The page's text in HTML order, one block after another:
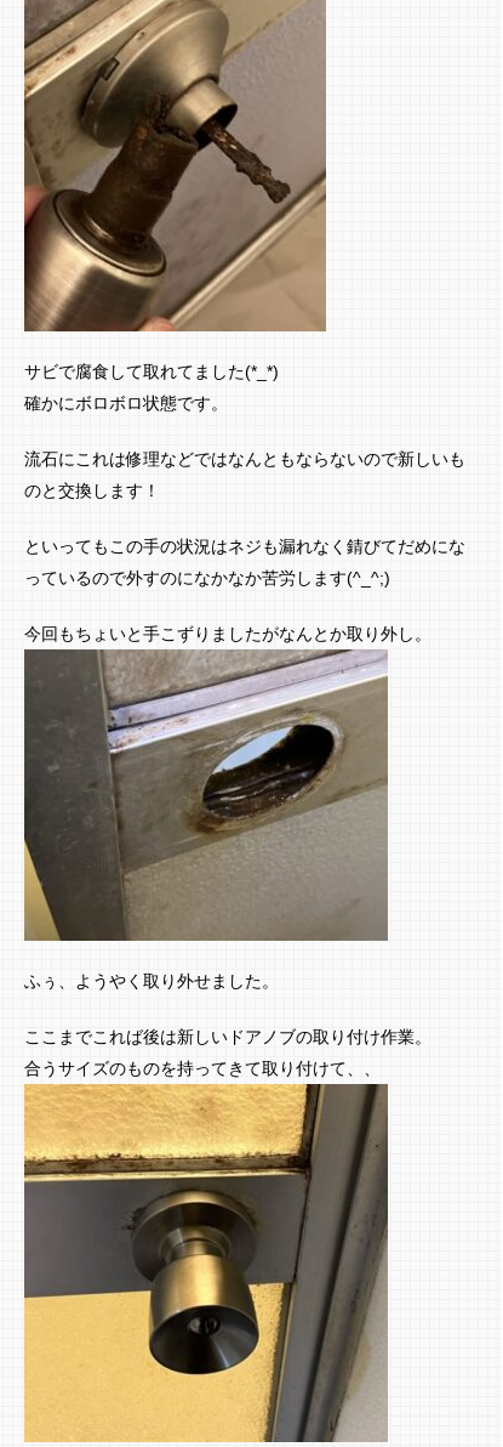
サビで腐食して取れてました(*_*)
確かにボロボロ状態です。
流石にこれは修理などではなんともならないので新しいも
のと交換します！
といってもこの手の状況はネジも漏れなく錆びてだめにな
っているので外すのになかなか苦労します(^_^;)
今回もちょいと手こずりましたがなんとか取り外し。
ふぅ、ようやく取り外せました。
ここまでこれば後は新しいドアノブの取り付け作業。
合うサイズのものを持ってきて取り付けて、、